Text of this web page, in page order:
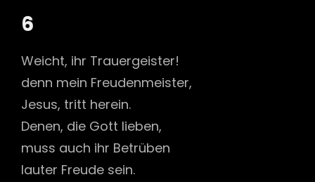
6
Weicht, ihr Trauergeister!
denn mein Freudenmeister,
Jesus, tritt herein.
Denen, die Gott lieben,
muss auch ihr Betrüben
lauter Freude sein.